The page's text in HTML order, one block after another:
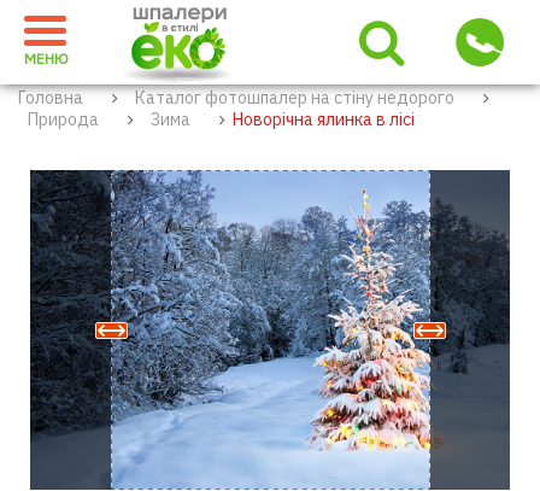
МЕНЮ
Головна
Каталог фотошпалер на стіну недорого
Природа
Зима Новорічна ялинка в лісі